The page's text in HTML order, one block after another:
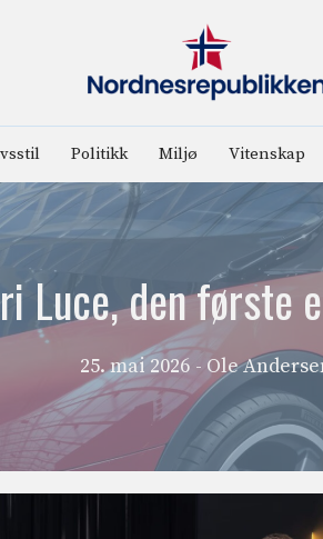
Politikk Miljø Vitenskap
Luce, den
25. mai 2026 - Ole